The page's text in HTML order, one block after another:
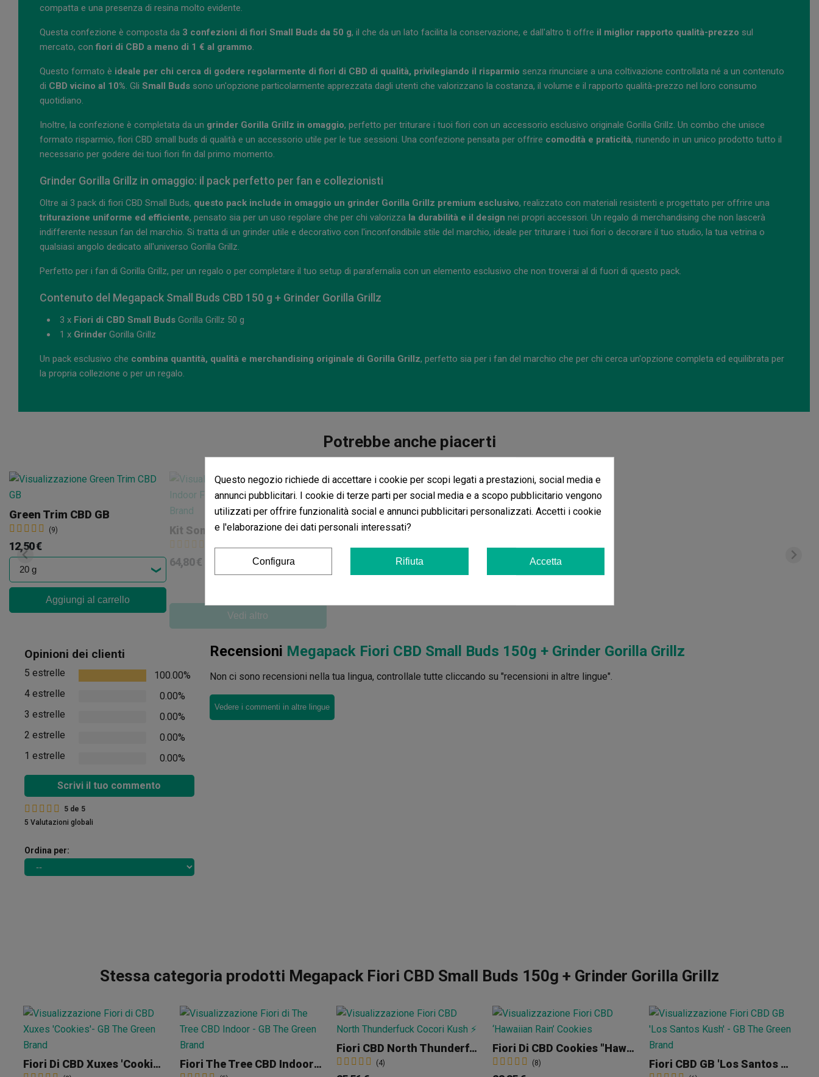
compatta e una presenza di resina molto evidente.
Questa confezione è composta da 3 confezioni di fiori Small Buds da 50 g, il che da un lato facilita la conservazione, e dall'altro ti offre il miglior rapporto qualità-prezzo sul
mercato, confiori di CBD a meno di 1 € al grammo.
Questo formato è ideale per chi cerca di godere regolarmente di fiori di CBD di qualità, privilegiando il risparmio senza rinunciare a una coltivazione controllata né a un contenuto
di CBD vicino al 10%. Gli Small Buds sono un'opzione particolarmente apprezzata dagli utenti che valorizzano la costanza, il volume e il rapporto qualità-prezzo nel loro consumo
quotidiano.
Inoltre, la confezione è completata da un grinder Gorilla Grillz in omaggio, perfetto per triturare i tuoi fiori con un accessorio esclusivo originale Gorilla Grillz. Un combo che unisce
formato risparmio, fiori CBD small buds di qualità e un accessorio utile per le tue sessioni. Una confezione pensata per offrire comodità e praticità, riunendo in un unico prodotto tutto il
necessario per godere dei tuoi fiori fin dal primo momento.
Grinder Gorilla Grillz in omaggio: il pack perfetto per fan e collezionisti
Oltre ai 3 pack di fiori CBD Small Buds, questo pack include in omaggio un grinder Gorilla Grillz premium esclusivo, realizzato con materiali resistenti e progettato per offrire una
triturazione uniforme ed efficiente, pensato sia per un uso regolare che per chi valorizza la durabilità e il design nei propri accessori. Un regalo di merchandising che non lascerà
indifferente nessun fan del marchio. Si tratta di un grinder utile e decorativo con l'inconfondibile stile del marchio, ideale per triturare i tuoi fiori o decorare il tuo studio, la tua vetrina o
qualsiasi angolo dedicato all'universo Gorilla Grillz.
Perfetto per i fan di Gorilla Grillz, per un regalo o per completare il tuo setup di parafernalia con un elemento esclusivo che non troverai al di fuori di questo pack.
Contenuto del Megapack Small Buds CBD 150 g + Grinder Gorilla Grillz
3 x Fiori di CBD Small Buds Gorilla Grillz 50 g
1 x Grinder Gorilla Grillz
Un pack esclusivo che combina quantità, qualità e merchandising originale di Gorilla Grillz, perfetto sia per i fan del marchio che per chi cerca un'opzione completa ed equilibrata per
la propria collezione o per un regalo.
Potrebbe anche piacerti
Green Trim CBD GB
(9)
12,50 €
Aggiungi al carrello
Kit Sommelier Indoor
64,80 € -10%
Vedi altro
Opinioni dei clienti
5 estrelle
100.00%
4 estrelle
0.00%
3 estrelle
0.00%
2 estrelle
0.00%
1 estrelle
0.00%
Scrivi il tuo commento
5 de 5
5 Valutazioni globali
Ordina per:
Recensioni Megapack Fiori CBD Small Buds 150g + Grinder Gorilla Grillz
Non ci sono recensioni nella tua lingua, controllale tutte cliccando su "recensioni in altre lingue".
Vedere i commenti in altre lingue
Stessa categoria prodotti Megapack Fiori CBD Small Buds 150g + Grinder Gorilla Grillz
Fiori Di CBD Xuxes 'Cookies' Fiori The Tree CBD Indoor 'Skywalker OG'
Fiori CBD North Thunderfuck Cocori Kush
(4)
Fiori Di CBD Cookies "Hawaiian Rain"
(8) Fiori CBD GB 'Los Santos Kush'
Questo negozio richiede di accettare i cookie per scopi legati a prestazioni, social media e
annunci pubblicitari. I cookie di terze parti per social media e a scopo pubblicitario vengono
utilizzati per offrire funzionalità social e annunci pubblicitari personalizzati. Accetti i cookie
e l'elaborazione dei dati personali interessati?
Configura Rifiuta Accetta